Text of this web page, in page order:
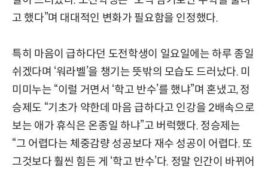
고 했다”며 대대적인 변화가 필요함을 인정했다.
특히 마음이 급하다던 도전학생이 일요일에는 하루 종일
쉬겠다며 ‘워라벨’을 챙기는 뜻밖의 모습도 드러났다. 미
미미누는 “이럴 거면서 ‘학고 반수’를 했냐”며 혼냈고, 정
승제도 “기초가 약한데 마음 급하다고 인강을 2배속으로
보는 애가 휴식은 온종일 하냐”고 버럭했다. 정승제는
“그 어렵다는 체중감량 성공보다 재수 성공이 어렵다. 또
그것보다 훨씬 힘든 게 ‘학고 반수’다. 정말 인간이 바뀌어